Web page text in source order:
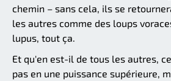
chemin – sans cela, ils se
les autres comme des loups
lupus, tout ça.
Et qu'en est-il de tous les autres,
pas en une puissance supérieure,